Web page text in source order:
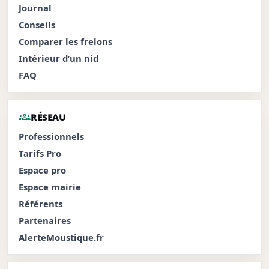
Journal
Conseils
Comparer les frelons
Intérieur d’un nid
FAQ
groupsRÉSEAU
Professionnels
Tarifs Pro
Espace pro
Espace mairie
Référents
Partenaires
AlerteMoustique.fr